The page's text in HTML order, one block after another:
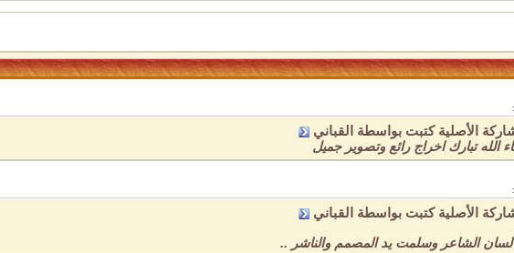
الأصلية كتبت بواسطة القباني
الله تبارك اخراج رائع وتصوير جميل
الأصلية كتبت بواسطة القباني
الشاعر وسلمت يد المصمم والناشر ..